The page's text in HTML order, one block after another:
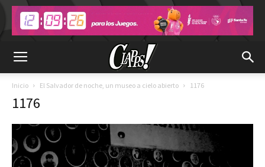
Inicio El Salvador de noche, un museo a cielo abierto 1176
1176